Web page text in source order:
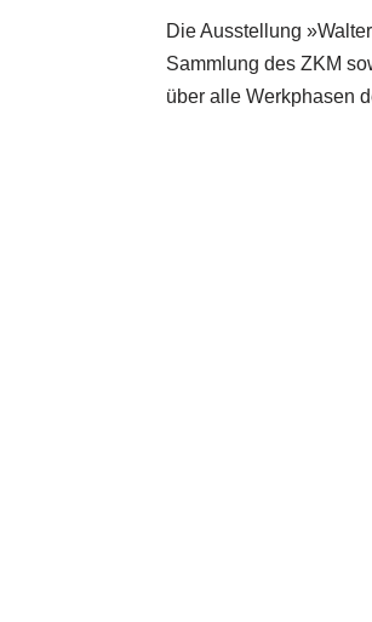
Die Ausstellung
Sammlung des ZKM
über alle Werkphasen